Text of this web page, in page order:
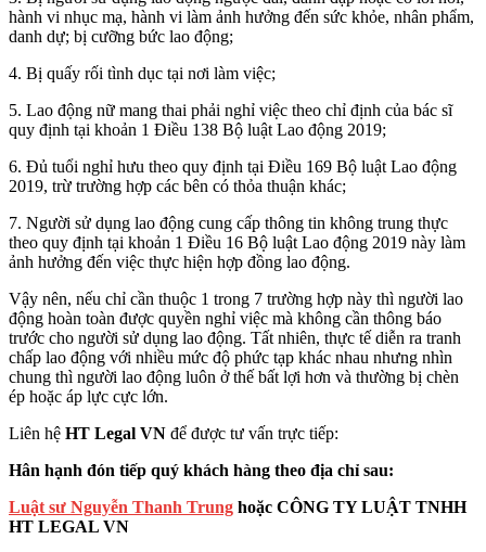
hành vi nhục mạ, hành vi làm ảnh hưởng đến sức khỏe, nhân phẩm,
danh dự; bị cưỡng bức lao động;
4. Bị quấy rối tình dục tại nơi làm việc;
5. Lao động nữ mang thai phải nghỉ việc theo chỉ định của bác sĩ
quy định tại khoản 1 Điều 138 Bộ luật Lao động 2019;
6. Đủ tuổi nghỉ hưu theo quy định tại Điều 169 Bộ luật Lao động
2019, trừ trường hợp các bên có thỏa thuận khác;
7. Người sử dụng lao động cung cấp thông tin không trung thực
theo quy định tại khoản 1 Điều 16 Bộ luật Lao động 2019 này làm
ảnh hưởng đến việc thực hiện hợp đồng lao động.
Vậy nên, nếu chỉ cần thuộc 1 trong 7 trường hợp này thì người lao
động hoàn toàn được quyền nghỉ việc mà không cần thông báo
trước cho người sử dụng lao động. Tất nhiên, thực tế diễn ra tranh
chấp lao động với nhiều mức độ phức tạp khác nhau nhưng nhìn
chung thì người lao động luôn ở thế bất lợi hơn và thường bị chèn
ép hoặc áp lực cực lớn.
Liên hệ HT Legal VN để được tư vấn trực tiếp:
Hân hạnh đón tiếp quý khách hàng theo địa chỉ sau:
Luật sư Nguyễn Thanh Trung hoặc CÔNG TY LUẬT TNHH
HT LEGAL VN